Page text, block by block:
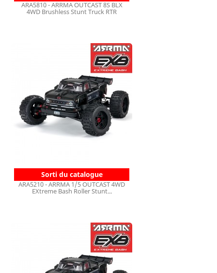
ARA5810 - ARRMA OUTCAST 8S BLX
4WD Brushless Stunt Truck RTR
Sorti du catalogue
ARA5210 - ARRMA 1/5 OUTCAST 4WD
EXtreme Bash Roller Stunt...